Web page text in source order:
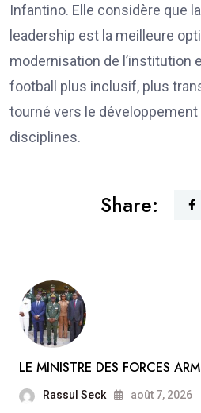
Infantino. Elle considère que
leadership est la meilleure
modernisation de l’institution
football plus inclusif, plus
tourné vers le
disciplines.
Share:
LE MINISTRE DES FORCES
Rassul Seck août 7, 2026